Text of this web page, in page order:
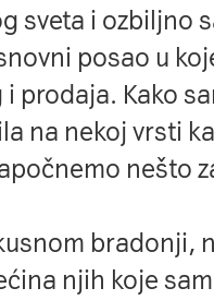
sveta i ozbiljno
posao u
prodaja. Kako
na nekoj vrsti
nešto
bradonji,
njih koje